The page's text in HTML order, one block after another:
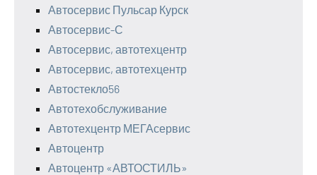
Автосервис Пульсар Курск
Автосервис-С
Автосервис, автотехцентр
Автосервис, автотехцентр
Автостекло56
Автотехобслуживание
Автотехцентр МЕГАсервис
Автоцентр
Автоцентр «АВТОСТИЛЬ»